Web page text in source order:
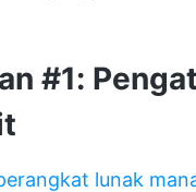
#1:
lunak